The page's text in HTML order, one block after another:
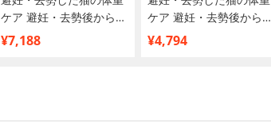
ケア 避妊・去勢後から全
ての年齢に チキン 2kg×3
個【まとめ買い】
¥7,188
ケア 避妊・去勢後から全
ての年齢に チキン 2kg×2
個【まとめ買い】
¥4,794